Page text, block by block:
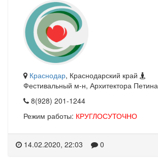
Краснодар, Краснодарский край
Фестивальный м-н, Архитектора
8(928) 201-1244
Режим работы: КРУГЛОСУТОЧНО
14.02.2020, 22:03 0